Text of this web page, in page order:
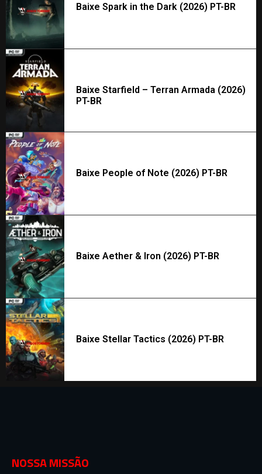
Baixe Spark in the Dark (2026) PT-BR
Baixe Starfield – Terran Armada (2026)
PT-BR
Baixe People of Note (2026) PT-BR
Baixe Aether & Iron (2026) PT-BR
Baixe Stellar Tactics (2026) PT-BR
NOSSA MISSÃO